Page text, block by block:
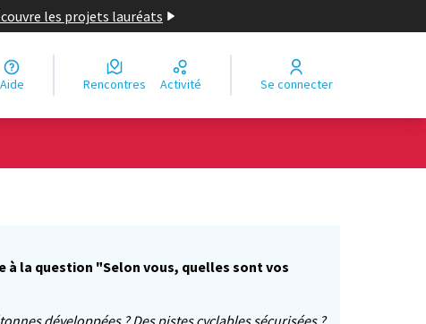
les projets lauréats
Aide Rencontres Activité Se connecter
à la question "Selon vous, quelles sont vos
développées ? Des pistes cyclables sécurisées ?